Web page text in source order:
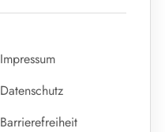
Impressum
Datenschutz
Barrierefreiheit